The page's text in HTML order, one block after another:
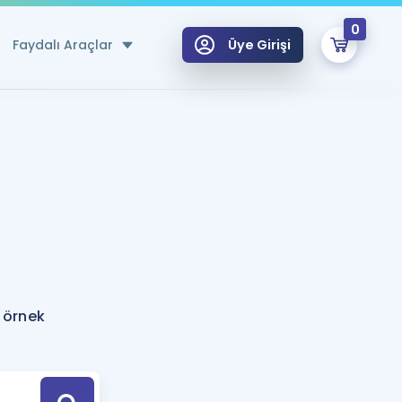
Faydalı Araçlar
Hesaplama Aracı
için Öneriler
Tek Takvimde
Üye Girişi
0